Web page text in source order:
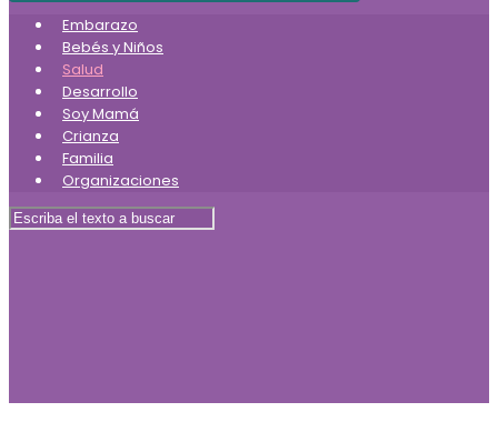
Embarazo
Bebés y Niños
Salud
Desarrollo
Soy Mamá
Crianza
Familia
Organizaciones